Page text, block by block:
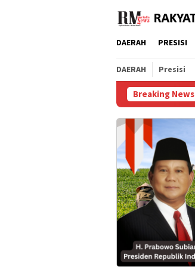
DAERAH PRESISI
DAERAH Presisi
Breaking News